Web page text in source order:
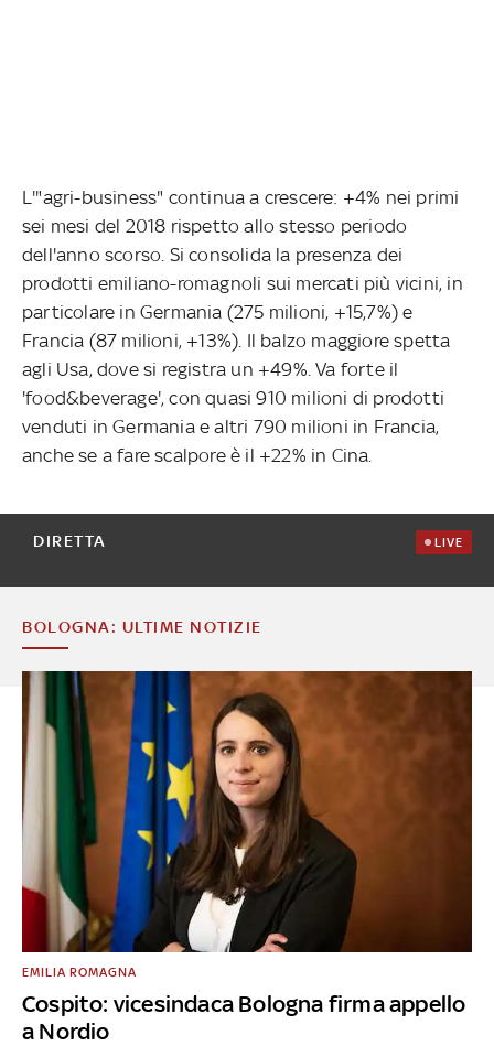
L'"agri-business" continua a crescere: +4% nei primi
sei mesi del 2018 rispetto allo stesso periodo
dell'anno scorso. Si consolida la presenza dei
prodotti emiliano-romagnoli sui mercati più vicini, in
particolare in Germania (275 milioni, +15,7%) e
Francia (87 milioni, +13%). Il balzo maggiore spetta
agli Usa, dove si registra un +49%. Va forte il
'food&beverage', con quasi 910 milioni di prodotti
venduti in Germania e altri 790 milioni in Francia,
anche se a fare scalpore è il +22% in Cina.
DIRETTA LIVE
BOLOGNA: ULTIME NOTIZIE
Cospito: vicesindaca Bologna firma appello
a Nordio
EMILIA ROMAGNA